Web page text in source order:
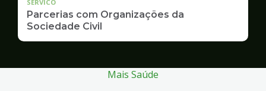
SERVICO
Parcerias com Organizações da
Sociedade Civil
Mais Saúde